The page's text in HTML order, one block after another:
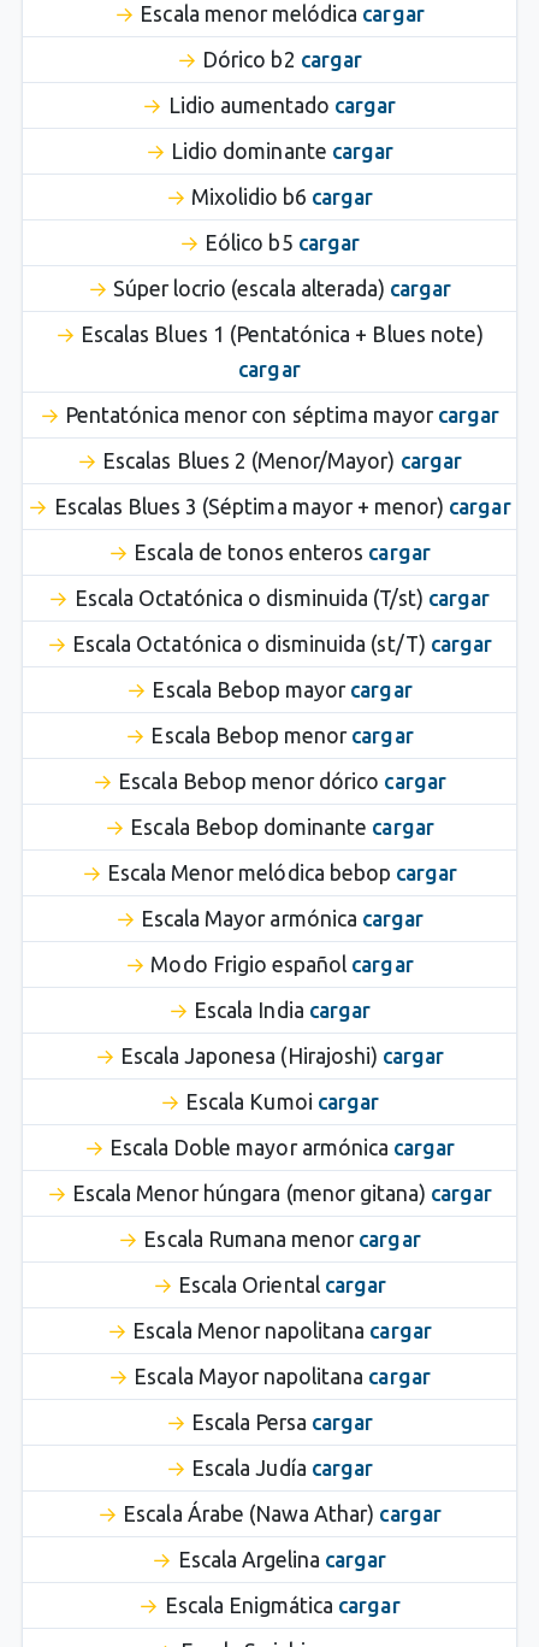
Escala menor melódica cargar
Dórico b2 cargar
Lidio aumentado cargar
Lidio dominante cargar
Mixolidio b6 cargar
Eólico b5 cargar
Súper locrio (escala alterada) cargar
Escalas Blues 1 (Pentatónica + Blues note)
cargar
Pentatónica menor con séptima mayor cargar
Escalas Blues 2 (Menor/Mayor) cargar
Escalas Blues 3 (Séptima mayor + menor) cargar
Escala de tonos enteros cargar
Escala Octatónica o disminuida (T/st) cargar
Escala Octatónica o disminuida (st/T) cargar
Escala Bebop mayor cargar
Escala Bebop menor cargar
Escala Bebop menor dórico cargar
Escala Bebop dominante cargar
Escala Menor melódica bebop cargar
Escala Mayor armónica cargar
Modo Frigio español cargar
Escala India cargar
Escala Japonesa (Hirajoshi) cargar
Escala Kumoi cargar
Escala Doble mayor armónica cargar
Escala Menor húngara (menor gitana) cargar
Escala Rumana menor cargar
Escala Oriental cargar
Escala Menor napolitana cargar
Escala Mayor napolitana cargar
Escala Persa cargar
Escala Judía cargar
Escala Árabe (Nawa Athar) cargar
Escala Argelina cargar
Escala Enigmática cargar